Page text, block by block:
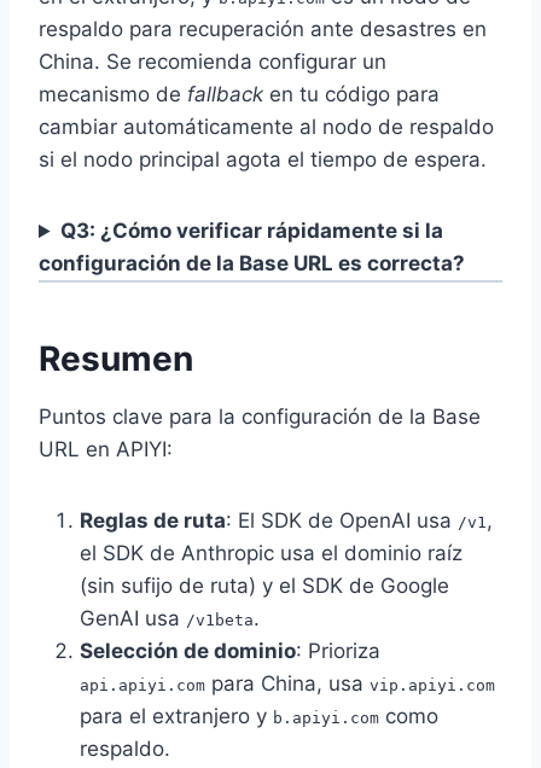
respaldo para recuperación ante desastres en
China. Se recomienda configurar un
mecanismo de fallback en tu código para
cambiar automáticamente al nodo de respaldo
si el nodo principal agota el tiempo de espera.
Q3: ¿Cómo verificar rápidamente si la
configuración de la Base URL es correcta?
Resumen
Puntos clave para la configuración de la Base
URL en APIYI:
Reglas de ruta: El SDK de OpenAI usa /v1,
el SDK de Anthropic usa el dominio raíz
(sin sufijo de ruta) y el SDK de Google
GenAI usa /v1beta.
Selección de dominio: Prioriza
api.apiyi.com para China, usa vip.apiyi.com
para el extranjero y b.apiyi.com como
respaldo.